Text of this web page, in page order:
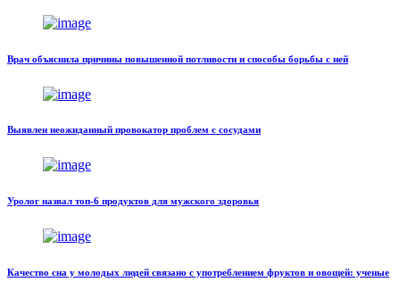
Врач объяснила причины повышенной потливости и способы борьбы с ней
Выявлен неожиданный провокатор проблем с сосудами
Уролог назвал топ-6 продуктов для мужского здоровья
Качество сна у молодых людей связано с употреблением фруктов и овощей: ученые